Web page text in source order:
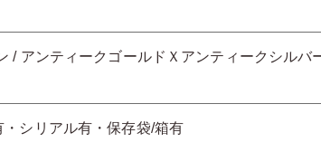
/ アンティークゴールドＸアンティークシルバ
シリアル有・保存袋/箱有